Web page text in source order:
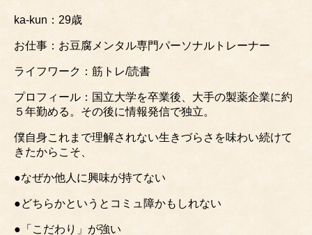
ka-kun：29歳
お仕事：お豆腐メンタル専門パーソナルトレーナー
ライフワーク：筋トレ/読書
プロフィール：国立大学を卒業後、大手の製薬企業に約
５年勤める。その後に情報発信で独立。
僕自身これまで理解されない生きづらさを味わい続けて
きたからこそ、
●なぜか他人に興味が持てない
●どちらかというとコミュ障かもしれない
●「こだわり」が強い